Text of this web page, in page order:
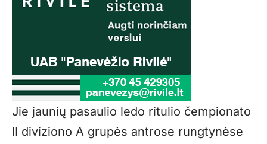
Jie jaunių pasaulio ledo ritulio čempionato
II diviziono A grupės antrose rungtynėse